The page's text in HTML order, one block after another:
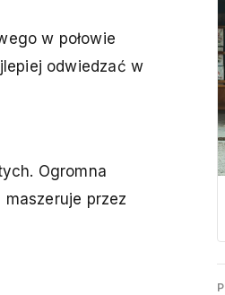
w połowie
odwiedzać w
Ogromna
przez